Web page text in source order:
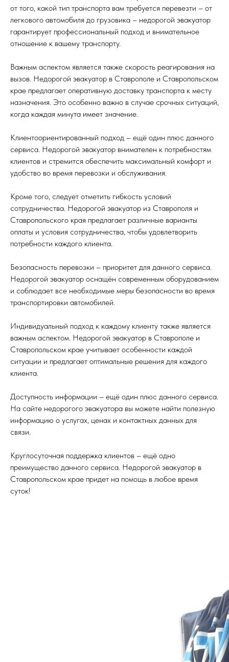
от того, какой тип транспорта вам требуется перевезти – от
легкового автомобиля до грузовика – недорогой эвакуатор
гарантирует профессиональный подход и внимательное
отношение к вашему транспорту.
Важным аспектом является также скорость реагирования на
вызов. Недорогой эвакуатор в Ставрополе и Ставропольском
крае предлагает оперативную доставку транспорта к месту
назначения. Это особенно важно в случае срочных ситуаций,
когда каждая минута имеет значение.
Клиентоориентированный подход – ещё один плюс данного
сервиса. Недорогой эвакуатор внимателен к потребностям
клиентов и стремится обеспечить максимальный комфорт и
удобство во время перевозки и обслуживания.
Кроме того, следует отметить гибкость условий
сотрудничества. Недорогой эвакуатор из Ставрополя и
Ставропольского края предлагает различные варианты
оплаты и условия сотрудничества, чтобы удовлетворить
потребности каждого клиента.
Безопасность перевозки – приоритет для данного сервиса.
Недорогой эвакуатор оснащён современным оборудованием
и соблюдает все необходимые меры безопасности во время
транспортировки автомобилей.
Индивидуальный подход к каждому клиенту также является
важным аспектом. Недорогой эвакуатор в Ставрополе и
Ставропольском крае учитывает особенности каждой
ситуации и предлагает оптимальные решения для каждого
клиента.
Доступность информации – ещё один плюс данного сервиса.
На сайте недорогого эвакуатора вы можете найти полезную
информацию о услугах, ценах и контактных данных для
связи.
Круглосуточная поддержка клиентов – ещё одно
преимущество данного сервиса. Недорогой эвакуатор в
Ставропольском крае придет на помощь в любое время
суток!